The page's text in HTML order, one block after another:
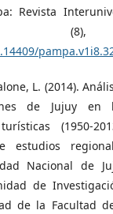
Revista
L. (2014).
de Jujuy
(1950-
estudios
Nacional de
de
de la Facultad